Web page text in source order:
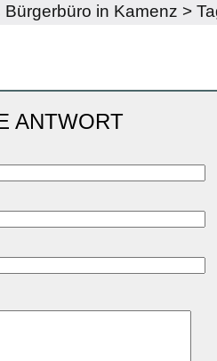
Bürgerbüro in Kamenz >
ANTWORT